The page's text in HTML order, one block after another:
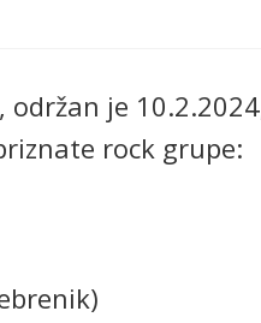
održan je
rock grupe: